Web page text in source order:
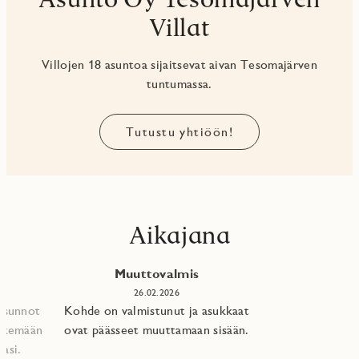
Villat
Villojen 18 asuntoa sijaitsevat aivan Tesomajärven
tuntumassa.
Tutustu yhtiöön!
Aikajana
Muuttovalmis
26.02.2026
Kohde on valmistunut ja asukkaat
ovat päässeet muuttamaan sisään.